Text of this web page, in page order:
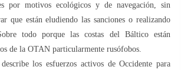
por motivos ecológicos y de navegación, sin
que están eludiendo las sanciones o realizando
todo porque las costas del Báltico están
de la OTAN particularmente rusófobos.
los esfuerzos activos de Occidente para